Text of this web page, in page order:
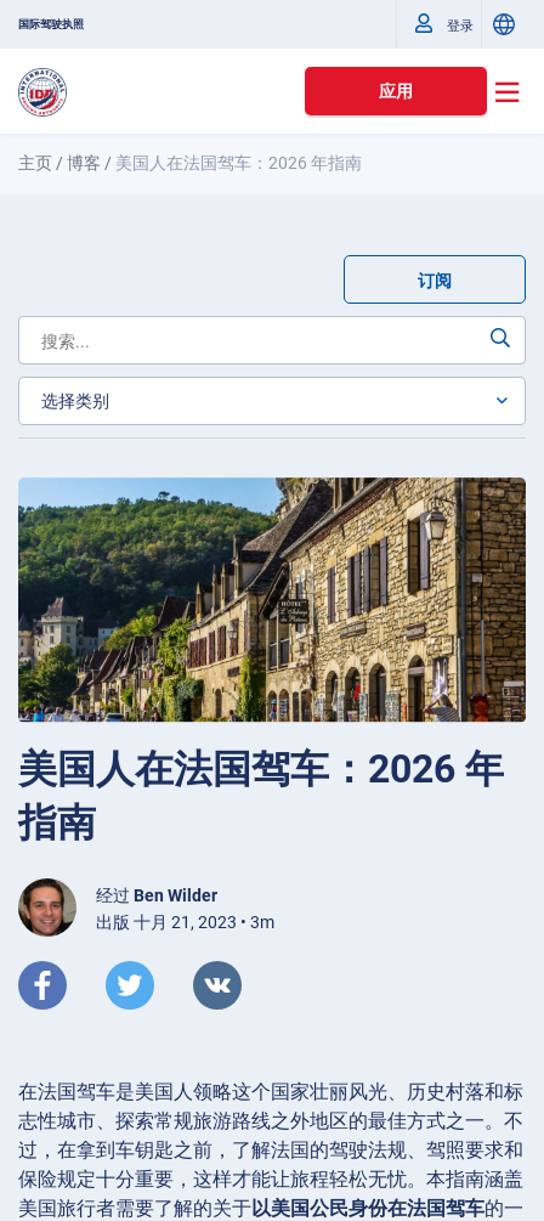
国际驾驶执照 登录
应用
主页 /博客 / 美国人在法国驾车：2026 年指南
订阅
美国人在法国驾车：2026 年
指南
经过 Ben Wilder
出版 十月 21, 2023 • 3m
在法国驾车是美国人领略这个国家壮丽风光、历史村落和标
志性城市、探索常规旅游路线之外地区的最佳方式之一。不
过，在拿到车钥匙之前，了解法国的驾驶法规、驾照要求和
保险规定十分重要，这样才能让旅程轻松无忧。本指南涵盖
美国旅行者需要了解的关于以美国公民身份在法国驾车的一